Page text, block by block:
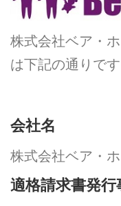
株式会社ベア・
は下記の通りです
会社名
株式会社ベア・
適格請求書発